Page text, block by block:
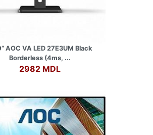
AOC VA LED 27E3UM Black
Borderless (4ms, ...
2982 MDL